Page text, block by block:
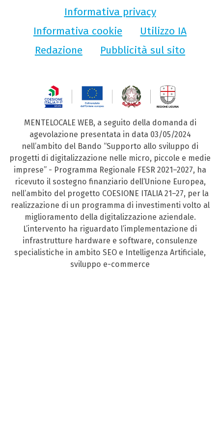
Informativa privacy
Informativa cookie
Utilizzo IA
Redazione
Pubblicità sul sito
MENTELOCALE WEB, a seguito della domanda di
agevolazione presentata in data 03/05/2024
nell’ambito del Bando “Supporto allo sviluppo di
progetti di digitalizzazione nelle micro, piccole e medie
imprese” - Programma Regionale FESR 2021–2027, ha
ricevuto il sostegno finanziario dell’Unione Europea,
nell’ambito del progetto COESIONE ITALIA 21–27, per la
realizzazione di un programma di investimenti volto al
miglioramento della digitalizzazione aziendale.
L’intervento ha riguardato l’implementazione di
infrastrutture hardware e software, consulenze
specialistiche in ambito SEO e Intelligenza Artificiale,
sviluppo e-commerce